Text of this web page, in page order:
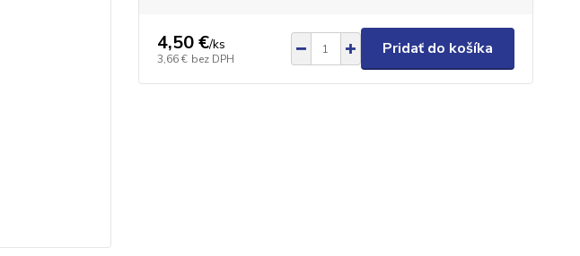
4,50 €/ks
3,66 € bez DPH
Pridať do košíka